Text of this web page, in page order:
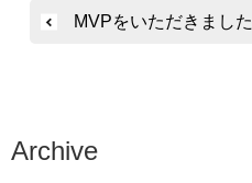
ナ
シ
MVPをいただきました
Archive